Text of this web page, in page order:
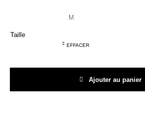
Hé! les T-shirts
Taille
EFFACER
Ajouter au panier